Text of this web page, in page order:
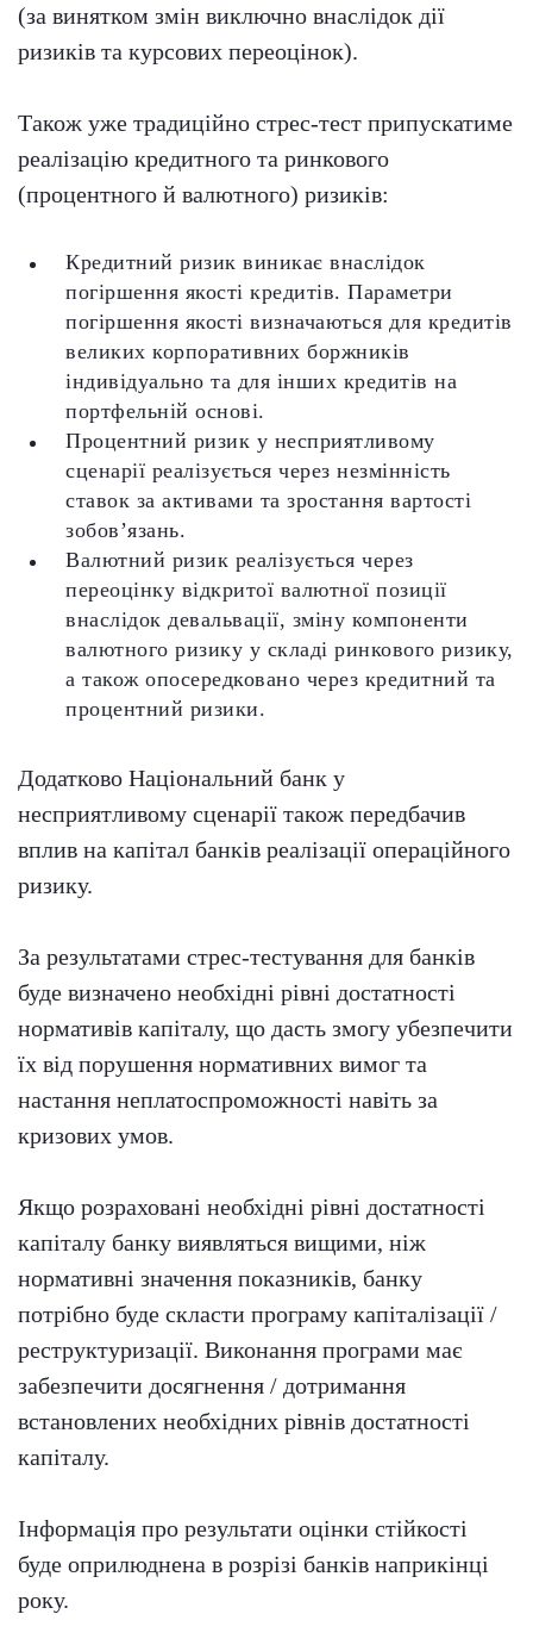
(за винятком змін виключно внаслідок дії
ризиків та курсових переоцінок).
Також уже традиційно стрес-тест припускатиме
реалізацію кредитного та ринкового
(процентного й валютного) ризиків:
Кредитний ризик виникає внаслідок
погіршення якості кредитів. Параметри
погіршення якості визначаються для кредитів
великих корпоративних боржників
індивідуально та для інших кредитів на
портфельній основі.
Процентний ризик у несприятливому
сценарії реалізується через незмінність
ставок за активами та зростання вартості
зобов’язань.
Валютний ризик реалізується через
переоцінку відкритої валютної позиції
внаслідок девальвації, зміну компоненти
валютного ризику у складі ринкового ризику,
а також опосередковано через кредитний та
процентний ризики.
Додатково Національний банк у
несприятливому сценарії також передбачив
вплив на капітал банків реалізації операційного
ризику.
За результатами стрес-тестування для банків
буде визначено необхідні рівні достатності
нормативів капіталу, що дасть змогу убезпечити
їх від порушення нормативних вимог та
настання неплатоспроможності навіть за
кризових умов.
Якщо розраховані необхідні рівні достатності
капіталу банку виявляться вищими, ніж
нормативні значення показників, банку
потрібно буде скласти програму капіталізації /
реструктуризації. Виконання програми має
забезпечити досягнення / дотримання
встановлених необхідних рівнів достатності
капіталу.
Інформація про результати оцінки стійкості
буде оприлюднена в розрізі банків наприкінці
року.